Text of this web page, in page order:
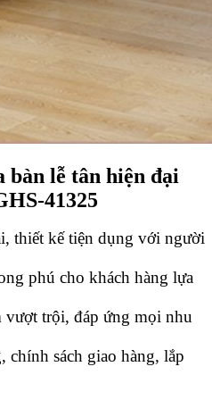
bàn lễ tân hiện đại
41325
thiết kế tiện dụng với người
phú cho khách hàng lựa
vượt trội, đáp ứng mọi nhu
chính sách giao hàng, lắp